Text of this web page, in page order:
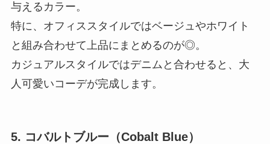
与えるカラー。
特に、オフィススタイルではベージュやホワイト
と組み合わせて上品にまとめるのが◎。
カジュアルスタイルではデニムと合わせると、大
人可愛いコーデが完成します。
5. コバルトブルー（Cobalt Blue）